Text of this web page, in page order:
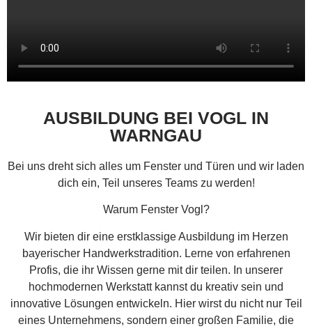
AUSBILDUNG BEI VOGL IN
WARNGAU
Bei uns dreht sich alles um Fenster und Türen und wir laden
dich ein, Teil unseres Teams zu werden!
Warum Fenster Vogl?
Wir bieten dir eine erstklassige Ausbildung im Herzen
bayerischer Handwerkstradition. Lerne von erfahrenen
Profis, die ihr Wissen gerne mit dir teilen. In unserer
hochmodernen Werkstatt kannst du kreativ sein und
innovative Lösungen entwickeln. Hier wirst du nicht nur Teil
eines Unternehmens, sondern einer großen Familie, die